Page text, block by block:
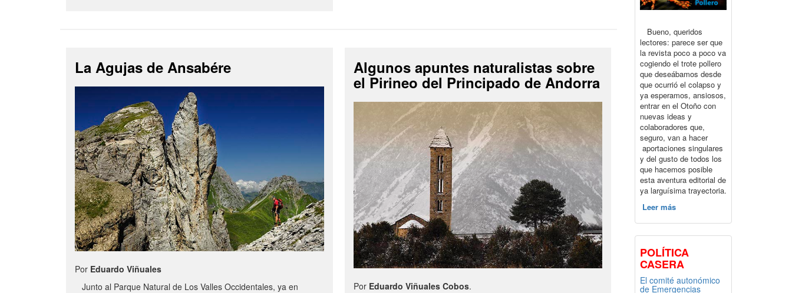
La Agujas de Ansabére
Por Eduardo Viñuales
Junto al Parque Natural de Los Valles Occidentales, ya en
Algunos apuntes naturalistas sobre
el Pirineo del Principado de Andorra
Por Eduardo Viñuales Cobos.
Bueno, queridos
lectores: parece ser que
la revista poco a poco va
cogiendo el trote pollero
que deseábamos desde
que ocurrió el colapso y
ya esperamos, ansiosos,
entrar en el Otoño con
nuevas ideas y
colaboradores que,
seguro, van a hacer
aportaciones singulares
y del gusto de todos los
que hacemos posible
esta aventura editorial de
ya larguísima trayectoria.
Leer más
POLÍTICA
CASERA
El comité autonómico
de Emergencias